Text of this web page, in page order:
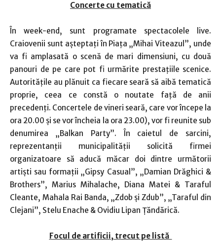
Concerte cu tematică
În week-end, sunt programate spectacolele live.
Craiovenii sunt aşteptaţi în Piaţa „Mihai Viteazul”, unde
va fi amplasată o scenă de mari dimensiuni, cu două
panouri de pe care pot fi urmărite prestaţiile scenice.
Autorităţile au plănuit ca fiecare seară să aibă tematică
proprie, ceea ce constă o noutate faţă de anii
precedenţi. Concertele de vineri seară, care vor începe la
ora 20.00 şi se vor încheia la ora 23.00), vor fi reunite sub
denumirea „Balkan Party”. În caietul de sarcini,
reprezentanţii municipalităţii solicită firmei
organizatoare să aducă măcar doi dintre următorii
artişti sau formaţii „Gipsy Casual”, „Damian Drăghici &
Brothers”, Marius Mihalache, Diana Matei & Taraful
Cleante, Mahala Rai Banda, „Zdob şi Zdub”, „Taraful din
Clejani”, Stelu Enache & Ovidiu Lipan Țăndărică.
Focul de artificii, trecut pe listă